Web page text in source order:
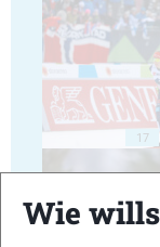
17
Wie